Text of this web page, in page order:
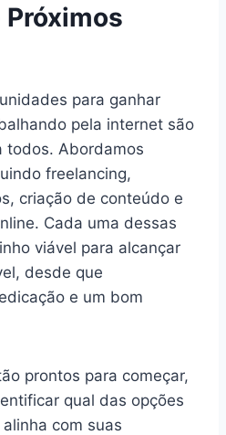
para ganhar
pela internet são
todos. Abordamos
freelancing,
criação de conteúdo e
Cada uma dessas
viável para alcançar
desde que
e um bom
prontos para começar,
qual das opções
com suas